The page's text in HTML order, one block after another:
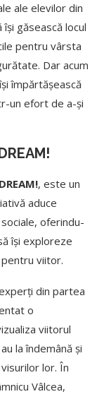
ale elevilor din
găsească locul
pentru vârsta
Dar acum
împărtășească
un efort de a-și
, este un
aduce
oferindu-
își exploreze
viitor.
din partea
o
viitorul
la îndemână și
lor. În
Vâlcea,